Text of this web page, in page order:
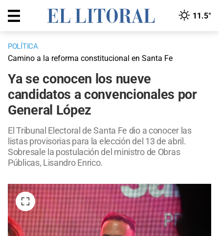
11.5°
POLÍTICA
Camino a la reforma constitucional en Santa Fe
Ya se conocen los nueve
candidatos a convencionales por
General López
El Tribunal Electoral de Santa Fe dio a conocer las
listas provisorias para la elección del 13 de abril.
Sobresale la postulación del ministro de Obras
Públicas, Lisandro Enrico.